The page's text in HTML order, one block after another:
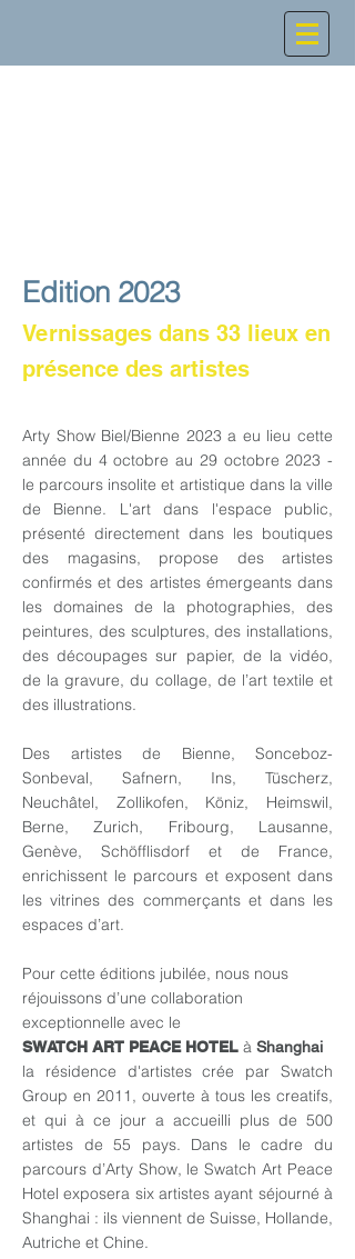
Edition 2023
Vernissages dans 33 lieux en
présence des artistes
Arty Show Biel/Bienne 2023 a eu lieu cette
année du 4 octobre au 29 octobre 2023 -
le parcours insolite et artistique dans la ville
de Bienne. L'art dans l'espace public,
présenté directement dans les boutiques
des magasins, propose des artistes
confirmés et des artistes émergeants dans
les domaines de la photographies, des
peintures, des sculptures, des installations,
des découpages sur papier, de la vidéo,
de la gravure, du collage, de l’art textile et
des illustrations.
Des artistes de Bienne, Sonceboz-
Sonbeval, Safnern, Ins, Tüscherz,
Neuchâtel, Zollikofen, Köniz, Heimswil,
Berne, Zurich, Fribourg, Lausanne,
Genève, Schöfflisdorf et de France,
enrichissent le parcours et exposent dans
les vitrines des commerçants et dans les
espaces d’art.
Pour cette éditions jubilée, nous nous
réjouissons d’une collaboration
exceptionnelle avec le
SWATCH ART PEACE HOTEL à Shanghai
la résidence d'artistes crée par Swatch
Group en 2011, ouverte à tous les creatifs,
et qui à ce jour a accueilli plus de 500
artistes de 55 pays. Dans le cadre du
parcours d’Arty Show, le Swatch Art Peace
Hotel exposera six artistes ayant séjourné à
Shanghai : ils viennent de Suisse, Hollande,
Autriche et Chine.